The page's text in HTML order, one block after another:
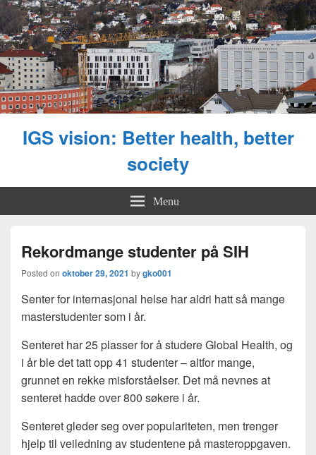
IGS vision: Better health, better
society
Menu
Rekordmange studenter på SIH
Posted on oktober 29, 2021 bygko001
Senter for internasjonal helse har aldri hatt så mange
masterstudenter som i år.
Senteret har 25 plasser for å studere Global Health, og
i år ble det tatt opp 41 studenter – altfor mange,
grunnet en rekke misforståelser. Det må nevnes at
senteret hadde over 800 søkere i år.
Senteret gleder seg over populariteten, men trenger
hjelp til veiledning av studentene på masteroppgaven.